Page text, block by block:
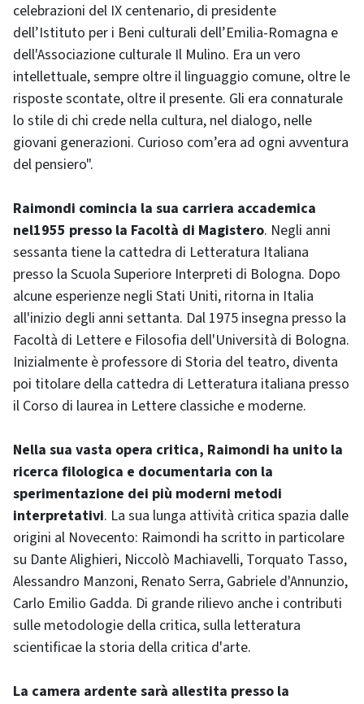
celebrazioni del IX centenario, di presidente
dell’Istituto per i Beni culturali dell’Emilia-Romagna e
dell'Associazione culturale Il Mulino. Era un vero
intellettuale, sempre oltre il linguaggio comune, oltre le
risposte scontate, oltre il presente. Gli era connaturale
lo stile di chi crede nella cultura, nel dialogo, nelle
giovani generazioni. Curioso com’era ad ogni avventura
del pensiero".
Raimondi comincia la sua carriera accademica
nel1955 presso la Facoltà di Magistero. Negli anni
sessanta tiene la cattedra di Letteratura Italiana
presso la Scuola Superiore Interpreti di Bologna. Dopo
alcune esperienze negli Stati Uniti, ritorna in Italia
all'inizio degli anni settanta. Dal 1975 insegna presso la
Facoltà di Lettere e Filosofia dell'Università di Bologna.
Inizialmente è professore di Storia del teatro, diventa
poi titolare della cattedra di Letteratura italiana presso
il Corso di laurea in Lettere classiche e moderne.
Nella sua vasta opera critica, Raimondi ha unito la
ricerca filologica e documentaria con la
sperimentazione dei più moderni metodi
interpretativi. La sua lunga attività critica spazia dalle
origini al Novecento: Raimondi ha scritto in particolare
su Dante Alighieri, Niccolò Machiavelli, Torquato Tasso,
Alessandro Manzoni, Renato Serra, Gabriele d'Annunzio,
Carlo Emilio Gadda. Di grande rilievo anche i contributi
sulle metodologie della critica, sulla letteratura
scientificae la storia della critica d'arte.
La camera ardente sarà allestita presso la